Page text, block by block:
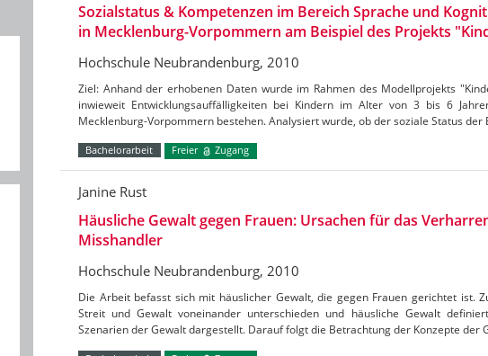
Sozialstatus & Kompetenzen im Bereich Sprache und
in Mecklenburg-Vorpommern am Beispiel des Projekts
Hochschule Neubrandenburg, 2010
Ziel: Anhand der erhobenen Daten wurde im Rahmen des Modellprojekts
inwieweit Entwicklungsauffälligkeiten bei Kindern im Alter von 3 bis 6
Mecklenburg-Vorpommern bestehen. Analysiert wurde, ob der soziale Status der
Bachelorarbeit Freier Zugang
Janine Rust
Häusliche Gewalt gegen Frauen: Ursachen für das
Misshandler
Hochschule Neubrandenburg, 2010
Die Arbeit befasst sich mit häuslicher Gewalt, die gegen Frauen gerichtet ist.
Streit und Gewalt voneinander unterschieden und häusliche Gewalt
Szenarien der Gewalt dargestellt. Darauf folgt die Betrachtung der Konzepte der